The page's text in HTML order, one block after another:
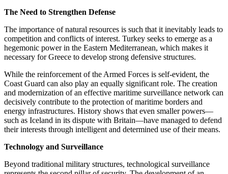
The Need to Strengthen Defense
The importance of natural resources is such that it inevitably leads to
competition and conflicts of interest. Turkey seeks to emerge as a
hegemonic power in the Eastern Mediterranean, which makes it
necessary for Greece to develop strong defensive structures.
While the reinforcement of the Armed Forces is self-evident, the
Coast Guard can also play an equally significant role. The creation
and modernization of an effective maritime surveillance network can
decisively contribute to the protection of maritime borders and
energy infrastructures. History shows that even smaller powers—
such as Iceland in its dispute with Britain—have managed to defend
their interests through intelligent and determined use of their means.
Technology and Surveillance
Beyond traditional military structures, technological surveillance